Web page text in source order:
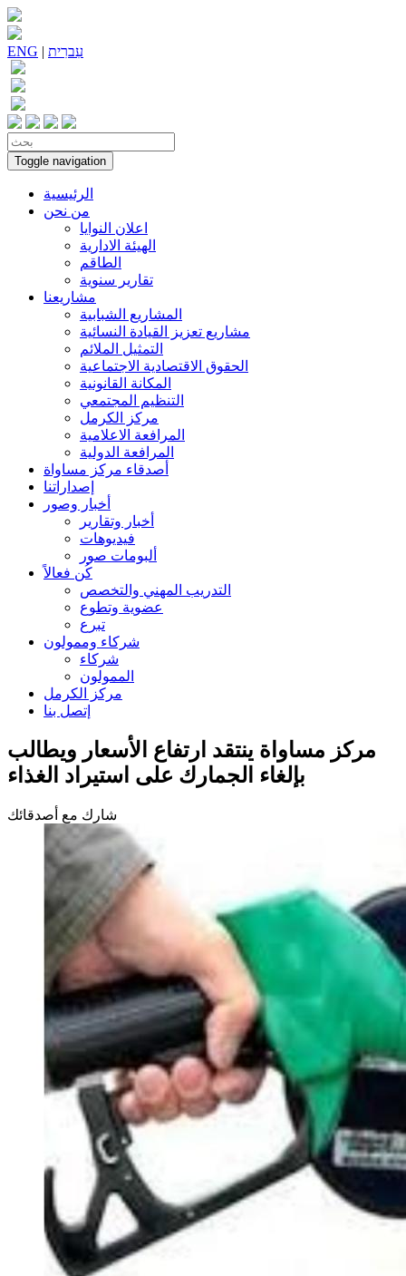
ENG | עִברִית
Toggle navigation
الرئيسية
من نحن
اعلان النوايا
الهيئة الادارية
الطاقم
تقارير سنوية
مشاريعنا
المشاريع الشبابية
مشاريع تعزيز القيادة النسائية
التمثيل الملائم
الحقوق الاقتصادية الاجتماعية
المكانة القانونية
التنظيم المجتمعي
مركز الكرمل
المرافعة الاعلامية
المرافعة الدولية
أصدقاء مركز مساواة
إصداراتنا
أخبار وصور
أخبار وتقارير
فيديوهات
ألبومات صور
كُن فعالاً
التدريب المهني والتخصص
عضوية وتطوع
تبرع
شركاء وممولون
شركاء
الممولون
مركز الكرمل
إتصل بنا
مركز مساواة ينتقد ارتفاع الأسعار ويطالب
بإلغاء الجمارك على استيراد الغذاء
شارك مع أصدقائك